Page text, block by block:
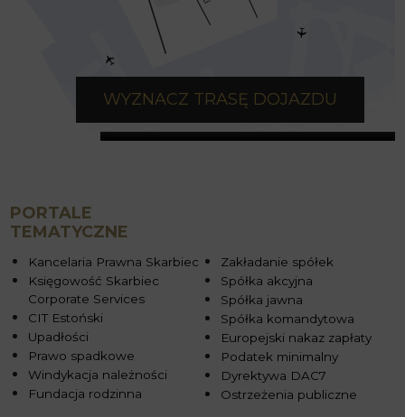
WYZNACZ TRASĘ DOJAZDU
PORTALE
TEMATYCZNE
Kancelaria Prawna Skarbiec
Księgowość Skarbiec
Corporate Services
CIT Estoński
Upadłości
Prawo spadkowe
Windykacja należności
Fundacja rodzinna
Zakładanie spółek
Spółka akcyjna
Spółka jawna
Spółka komandytowa
Europejski nakaz zapłaty
Podatek minimalny
Dyrektywa DAC7
Ostrzeżenia publiczne